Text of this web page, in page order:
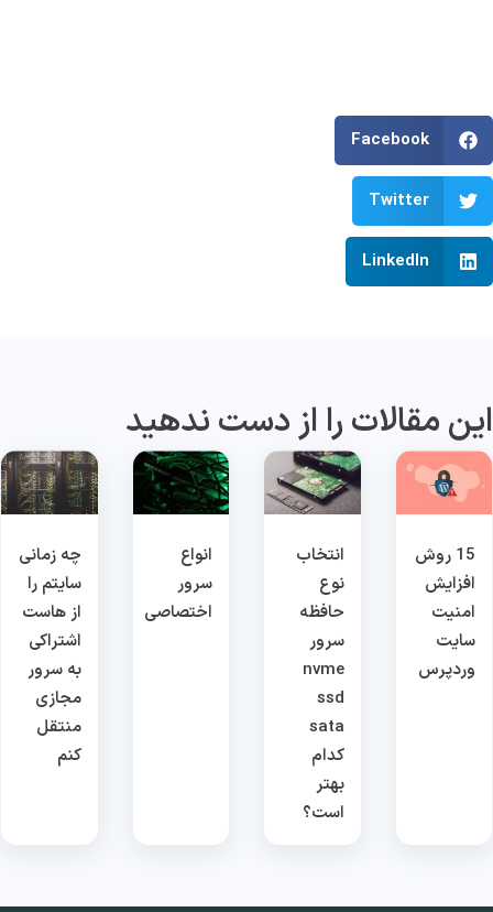
Facebook
Twitter
LinkedIn
مقالات را از دست ندهید
15 روش
افزایش
امنیت
سایت
وردپرس
انتخاب
نوع
حافظه
سرور
nvme
ssd
sata
کدام
بهتر
است؟
انواع
سرور
اختصاصی
چه زمانی
سایتم را
از هاست
اشتراکی
به سرور
مجازی
منتقل
کنم